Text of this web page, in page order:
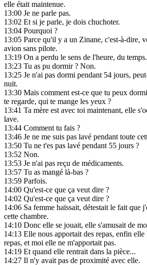
elle était maintenue.
13:00 Je ne parle pas.
13:02 Et si je parle, je dois chuchoter.
13:04 Pourquoi ?
13:05 Parce qu'il y a un Zinane, c'est-à-dire,
avion sans pilote.
13:19 On a perdu le sens de l'heure, du temps.
13:23 Tu as pu dormir ? Non.
13:25 Je n'ai pas dormi pendant 54 jours,
nuit.
13:30 Mais comment est-ce que tu peux
te regarde, qui te mange les yeux ?
13:41 Ta mère est avec toi maintenant, elle
lave.
13:44 Comment tu fais ?
13:46 Je ne me suis pas lavé pendant toute
13:50 Tu ne t'es pas lavé pendant 55 jours ?
13:52 Non.
13:53 Je n'ai pas reçu de médicaments.
13:57 Tu as mangé là-bas ?
13:59 Parfois.
14:00 Qu'est-ce que ça veut dire ?
14:02 Qu'est-ce que ça veut dire ?
14:06 Sa femme haïssait, détestait le fait que
cette chambre.
14:10 Donc elle se jouait, elle s'amusait de
14:13 Elle nous apportait des repas, enfin
repas, et moi elle ne m'apportait pas.
14:19 Et quand elle rentrait dans la pièce...
14:27 Il n'y avait pas de proximité avec elle.